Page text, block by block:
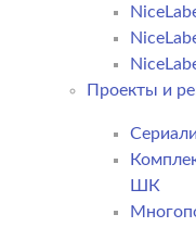
Проекты и
ШК